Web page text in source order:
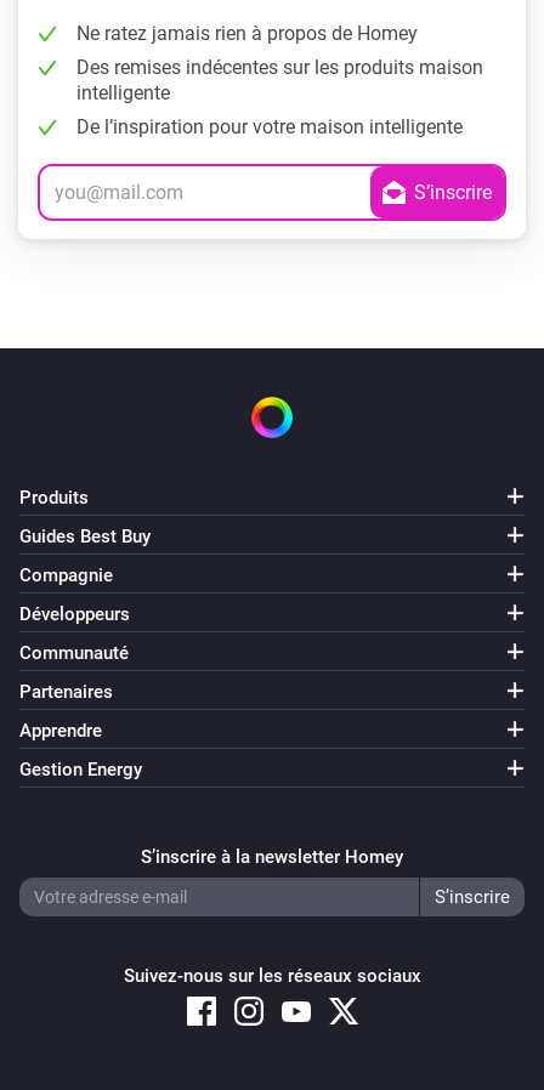
Ne ratez jamais rien à propos de Homey
Des remises indécentes sur les produits maison
intelligente
De l’inspiration pour votre maison intelligente
Produits
Guides Best Buy
Compagnie
Développeurs
Communauté
Partenaires
Apprendre
Gestion Energy
S’inscrire à la newsletter Homey
Suivez-nous sur les réseaux sociaux